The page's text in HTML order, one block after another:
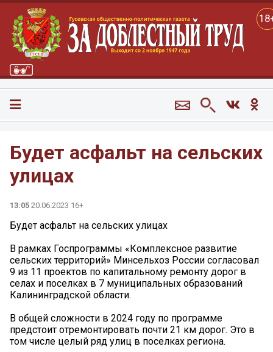
Будет асфальт на сельских
улицах
13:05 20.06.2023 16+
Будет асфальт на сельских улицах
В рамках Госпрограммы «Комплексное развитие
сельских территорий» Минсельхоз России согласовал
9 из 11 проектов по капитальному ремонту дорог в
селах и поселках в 7 муниципальных образований
Калининградской области.
В общей сложности в 2024 году по программе
предстоит отремонтировать почти 21 км дорог. Это в
том числе целый ряд улиц в поселках региона.